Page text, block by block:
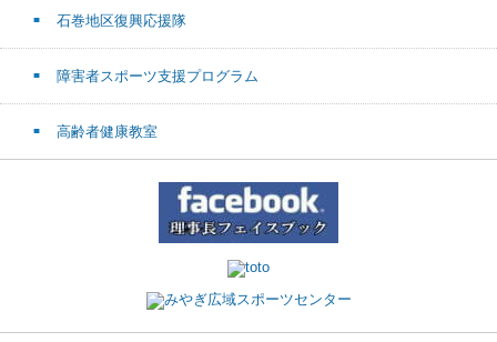
石巻地区復興応援隊
障害者スポーツ支援プログラム
高齢者健康教室